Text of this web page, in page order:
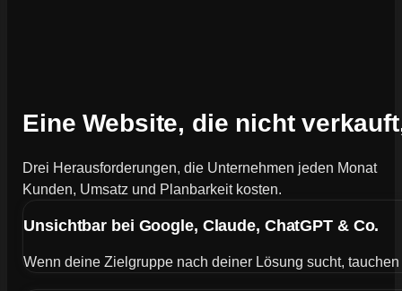
Eine Website, die nicht
Drei Herausforderungen, die Unternehmen jeden Monat
Kunden, Umsatz und Planbarkeit kosten.
Unsichtbar bei Google, Claude, ChatGPT & Co.
Wenn deine Zielgruppe nach deiner Lösung sucht,